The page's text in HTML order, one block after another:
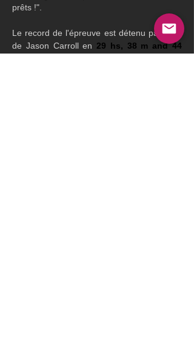
prêts !".
Le record de l'épreuve est détenu par Argo
de Jason Carroll en 29 hs, 38 m and 44